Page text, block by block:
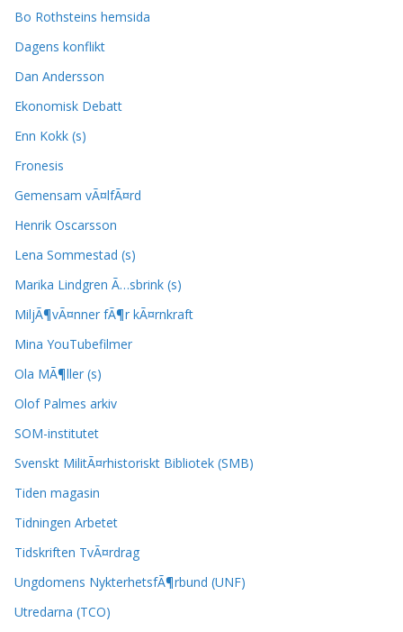
Bo Rothsteins hemsida
Dagens konflikt
Dan Andersson
Ekonomisk Debatt
Enn Kokk (s)
Fronesis
Gemensam vÃ¤lfÃ¤rd
Henrik Oscarsson
Lena Sommestad (s)
Marika Lindgren Ã…sbrink (s)
MiljÃ¶vÃ¤nner fÃ¶r kÃ¤rnkraft
Mina YouTubefilmer
Ola MÃ¶ller (s)
Olof Palmes arkiv
SOM-institutet
Svenskt MilitÃ¤rhistoriskt Bibliotek (SMB)
Tiden magasin
Tidningen Arbetet
Tidskriften TvÃ¤rdrag
Ungdomens NykterhetsfÃ¶rbund (UNF)
Utredarna (TCO)